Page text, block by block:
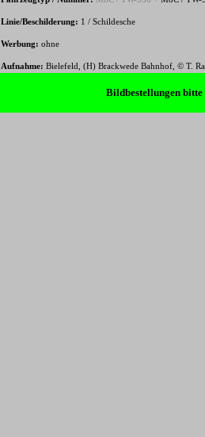
Linie/Beschilderung: 1 / Schildesche
Werbung: ohne
Aufnahme: Bielefeld, (H) Brackwede Bahnhof , © T.
Bildbestellungen